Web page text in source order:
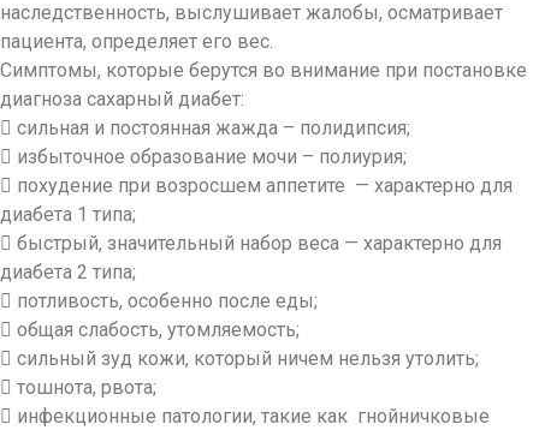
наследственность, выслушивает жалобы, осматривает
пациента, определяет его вес.
Симптомы, которые берутся во внимание при постановке
диагноза сахарный диабет:
 сильная и постоянная жажда – полидипсия;
 избыточное образование мочи – полиурия;
 похудение при возросшем аппетите — характерно для
диабета 1 типа;
 быстрый, значительный набор веса — характерно для
диабета 2 типа;
 потливость, особенно после еды;
 общая слабость, утомляемость;
 сильный зуд кожи, который ничем нельзя утолить;
 тошнота, рвота;
 инфекционные патологии, такие как гнойничковые